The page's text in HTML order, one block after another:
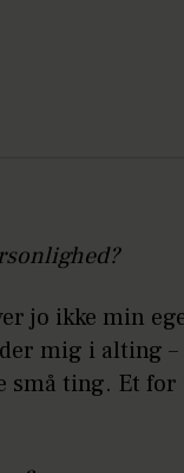
jo ikke min
mig i alting –
små ting. Et for